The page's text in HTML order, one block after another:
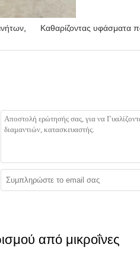
Καθαρίζοντας υφάσματα
από μικροΐνες